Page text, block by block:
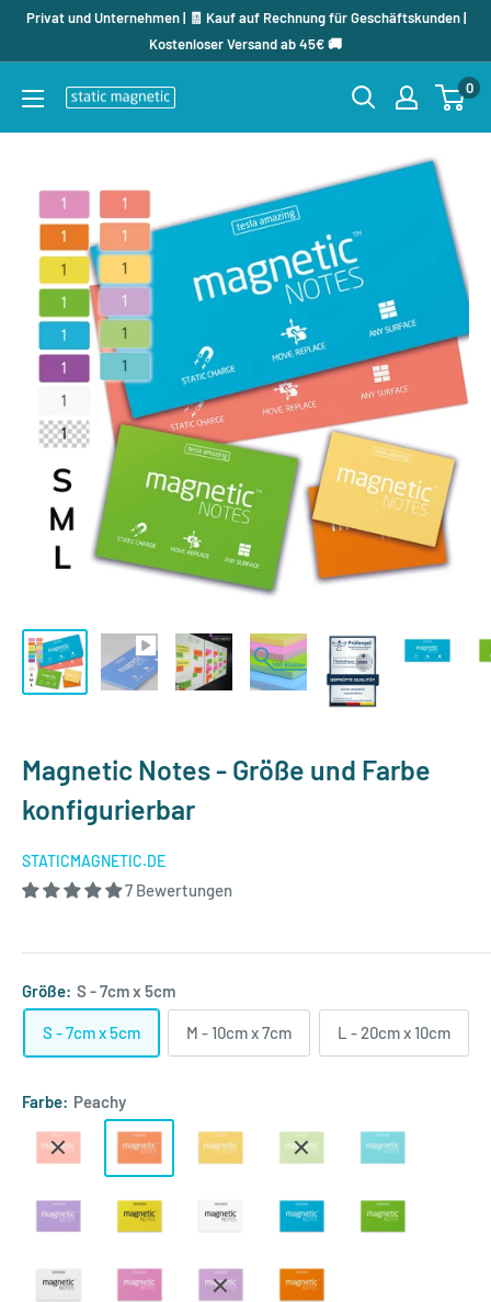
DirektPrivat und Unternehmen | 🧾 Kauf auf Rechnung für Geschäftskunden |
Kostenloser Versand ab 45€ 🚚
staticmagnetic.de
0
Magnetic Notes - Größe und Farbe
konfigurierbar
STATICMAGNETIC.DE
7 Bewertungen
Größe: S - 7cm x 5cm
S - 7cm x 5cm M - 10cm x 7cm L - 20cm x 10cm
Farbe: Peachy